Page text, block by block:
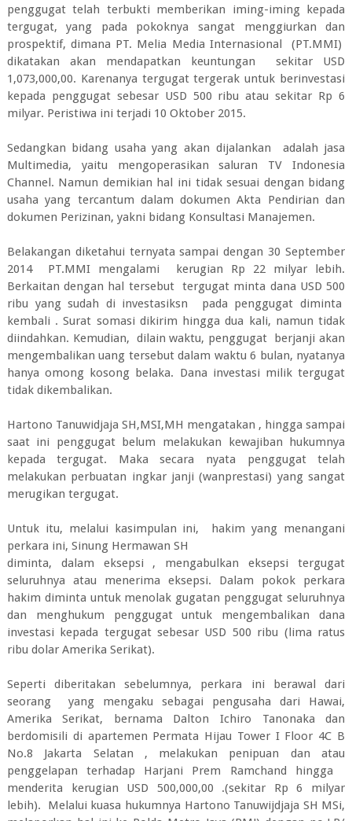
penggugat telah terbukti memberikan iming-iming kepada
tergugat, yang pada pokoknya sangat menggiurkan dan
prospektif, dimana PT. Melia Media Internasional (PT.MMI)
dikatakan akan mendapatkan keuntungan sekitar USD
1,073,000,00. Karenanya tergugat tergerak untuk berinvestasi
kepada penggugat sebesar USD 500 ribu atau sekitar Rp 6
milyar. Peristiwa ini terjadi 10 Oktober 2015.
Sedangkan bidang usaha yang akan dijalankan adalah jasa
Multimedia, yaitu mengoperasikan saluran TV Indonesia
Channel. Namun demikian hal ini tidak sesuai dengan bidang
usaha yang tercantum dalam dokumen Akta Pendirian dan
dokumen Perizinan, yakni bidang Konsultasi Manajemen.
Belakangan diketahui ternyata sampai dengan 30 September
2014 PT.MMI mengalami kerugian Rp 22 milyar lebih.
Berkaitan dengan hal tersebut tergugat minta dana USD 500
ribu yang sudah di investasiksn pada penggugat diminta
kembali . Surat somasi dikirim hingga dua kali, namun tidak
diindahkan. Kemudian, dilain waktu, penggugat berjanji akan
mengembalikan uang tersebut dalam waktu 6 bulan, nyatanya
hanya omong kosong belaka. Dana investasi milik tergugat
tidak dikembalikan.
Hartono Tanuwidjaja SH,MSI,MH mengatakan , hingga sampai
saat ini penggugat belum melakukan kewajiban hukumnya
kepada tergugat. Maka secara nyata penggugat telah
melakukan perbuatan ingkar janji (wanprestasi) yang sangat
merugikan tergugat.
Untuk itu, melalui kasimpulan ini, hakim yang menangani
perkara ini, Sinung Hermawan SH
diminta, dalam eksepsi , mengabulkan eksepsi tergugat
seluruhnya atau menerima eksepsi. Dalam pokok perkara
hakim diminta untuk menolak gugatan penggugat seluruhnya
dan menghukum penggugat untuk mengembalikan dana
investasi kepada tergugat sebesar USD 500 ribu (lima ratus
ribu dolar Amerika Serikat).
Seperti diberitakan sebelumnya, perkara ini berawal dari
seorang yang mengaku sebagai pengusaha dari Hawai,
Amerika Serikat, bernama Dalton Ichiro Tanonaka dan
berdomisili di apartemen Permata Hijau Tower I Floor 4C B
No.8 Jakarta Selatan , melakukan penipuan dan atau
penggelapan terhadap Harjani Prem Ramchand hingga
menderita kerugian USD 500,000,00 .(sekitar Rp 6 milyar
lebih). Melalui kuasa hukumnya Hartono Tanuwijdjaja SH MSi,